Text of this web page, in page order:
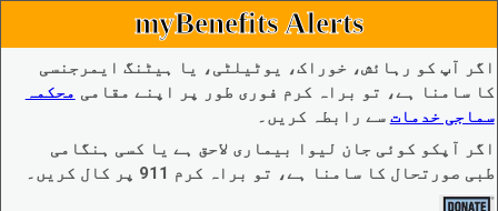
myBenefits Alerts
اگر آپ کو رہائش، خوراک، یوٹیلٹی، یا ہیٹنگ ایمرجنسی
کا سامنا ہے، تو براہ کرم فوری طور پر اپنے مقامی محکمہ
سماجی خدمات سے رابطہ کریں۔
اگر آپکو کوئی جان لیوا بیماری لاحق ہے یا کسی ہنگامی
طبی صورتحال کا سامنا ہے، تو براہ کرم 911 پر کال کریں۔